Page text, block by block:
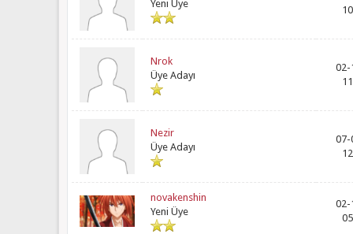
Yeni Üye
Nrok
Üye Adayı
02-
Nezir
Üye Adayı
07-
novakenshin
Yeni Üye
02-